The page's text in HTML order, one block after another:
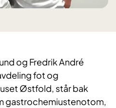
og Fredrik André
fot og
Østfold, står bak
gastrochemiustenotom,